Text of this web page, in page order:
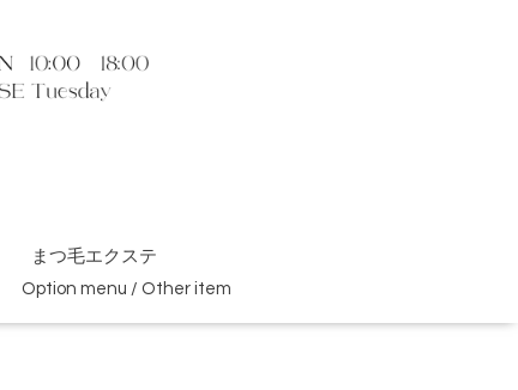
まつ毛エクステ
Option menu / Other item